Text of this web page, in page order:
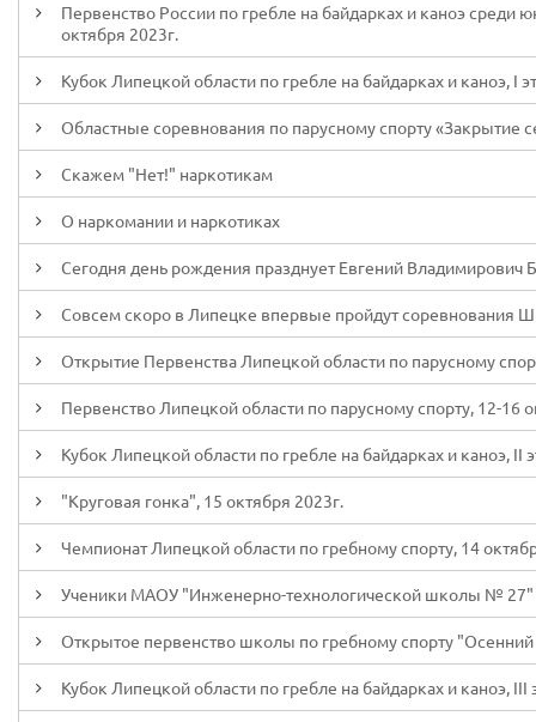
Первенство России по гребле на байдарках и каноэ среди
октября 2023г.
Кубок Липецкой области по гребле на байдарках и каноэ, I
Областные соревнования по парусному спорту «Закрытие
Скажем "Нет!" наркотикам
О наркомании и наркотиках
Сегодня день рождения празднует Евгений Владимирович
Совсем скоро в Липецке впервые пройдут соревнования
Открытие Первенства Липецкой области по парусному
Первенство Липецкой области по парусному спорту, 12-16
Кубок Липецкой области по гребле на байдарках и каноэ, II
"Круговая гонка", 15 октября 2023г.
Чемпионат Липецкой области по гребному спорту, 14
Ученики МАОУ "Инженерно-технологической школы № 27"
Открытое первенство школы по гребному спорту
Кубок Липецкой области по гребле на байдарках и каноэ, III